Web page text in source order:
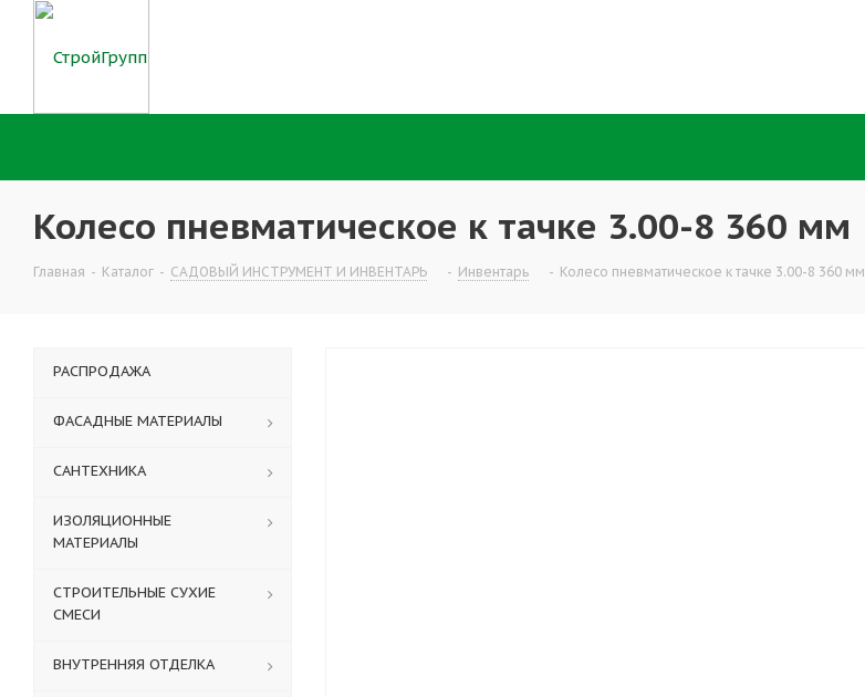
Колесо пневматическое к тачке 3.00-8 360 мм
Главная - Каталог - САДОВЫЙ ИНСТРУМЕНТ И ИНВЕНТАРЬ - Инвентарь - Колесо пневматическое к тачке 3.00-8 360 мм
РАСПРОДАЖА
ФАСАДНЫЕ МАТЕРИАЛЫ
САНТЕХНИКА
ИЗОЛЯЦИОННЫЕ
МАТЕРИАЛЫ
СТРОИТЕЛЬНЫЕ СУХИЕ
СМЕСИ
ВНУТРЕННЯЯ ОТДЕЛКА